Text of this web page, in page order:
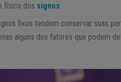
físico dos signos
fixos tendem conservar suas
alguns dos fatores que podem